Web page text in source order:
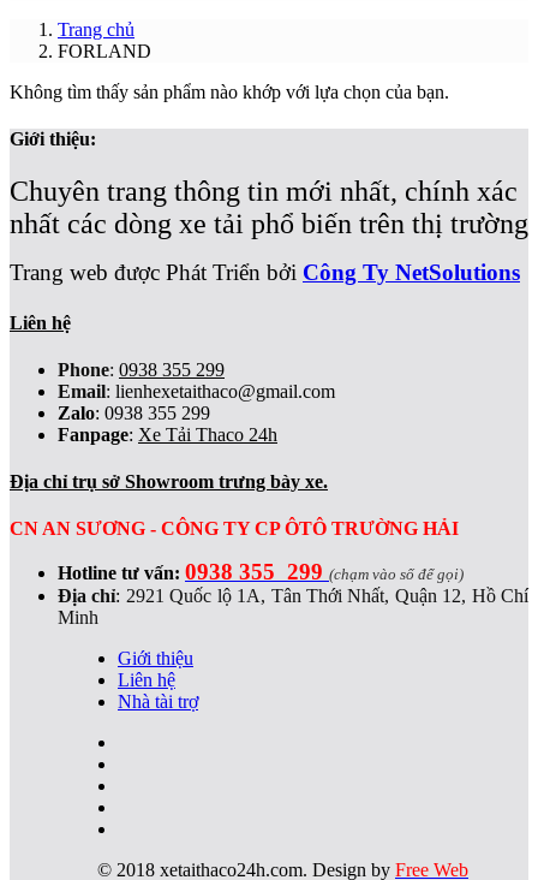
Trang chủ
FORLAND
Không tìm thấy sản phẩm nào khớp với lựa chọn của bạn.
Giới thiệu:
Chuyên trang thông tin mới nhất, chính xác
nhất các dòng xe tải phổ biến trên thị trường
Trang web được Phát Triển bởi Công Ty NetSolutions
Liên hệ
Phone: 0938 355 299
Email: lienhexetaithaco@gmail.com
Zalo: 0938 355 299
Fanpage: Xe Tải Thaco 24h
Địa chỉ trụ sở Showroom trưng bày xe.
CN AN SƯƠNG - CÔNG TY CP ÔTÔ TRƯỜNG HẢI
Hotline tư vấn: 0938 355 299 (chạm vào số để gọi)
Địa chỉ: 2921 Quốc lộ 1A, Tân Thới Nhất, Quận 12, Hồ Chí
Minh
Giới thiệu
Liên hệ
Nhà tài trợ
© 2018 xetaithaco24h.com. Design by Free Web